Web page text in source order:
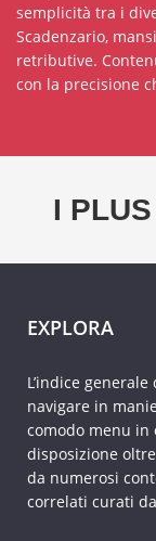
semplicità tra i
Scadenzario,
retributive.
con la precisione
I
EXPLORA
L’indice
navigare in
comodo menu in
disposizione
da numerosi
correlati curati